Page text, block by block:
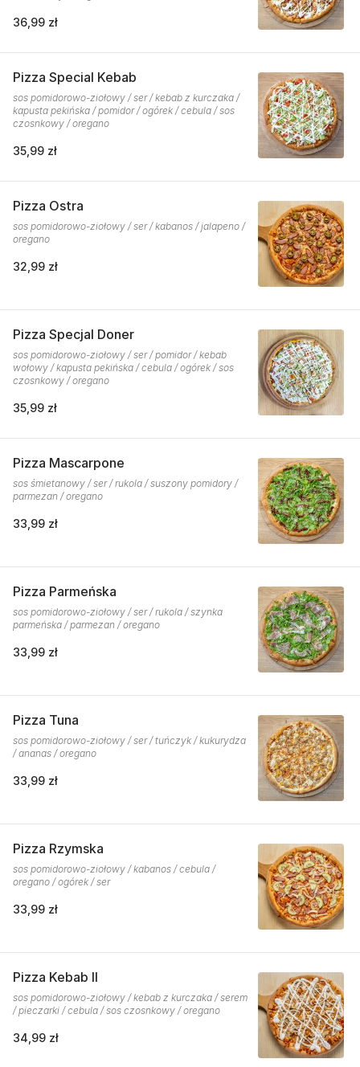
36,99 zł
Pizza Special Kebab
sos pomidorowo-ziołowy / ser / kebab z kurczaka /
kapusta pekińska / pomidor / ogórek / cebula / sos
czosnkowy / oregano
35,99 zł
Pizza Ostra
sos pomidorowo-ziołowy / ser / kabanos / jalapeno /
oregano
32,99 zł
Pizza Specjal Doner
sos pomidorowo-ziołowy / ser / pomidor / kebab
wołowy / kapusta pekińska / cebula / ogórek / sos
czosnkowy / oregano
35,99 zł
Pizza Mascarpone
sos śmietanowy / ser / rukola / suszony pomidory /
parmezan / oregano
33,99 zł
Pizza Parmeńska
sos pomidorowo-ziołowy / ser / rukola / szynka
parmeńska / parmezan / oregano
33,99 zł
Pizza Tuna
sos pomidorowo-ziołowy / ser / tuńczyk / kukurydza
/ ananas / oregano
33,99 zł
Pizza Rzymska
sos pomidorowo-ziołowy / kabanos / cebula /
oregano / ogórek / ser
33,99 zł
Pizza Kebab II
sos pomidorowo-ziołowy / kebab z kurczaka / serem
/ pieczarki / cebula / sos czosnkowy / oregano
34,99 zł